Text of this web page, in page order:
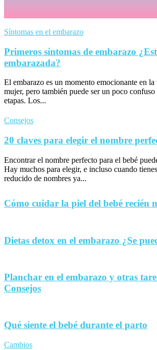
Síntomas en el embarazo
Primeros síntomas de embarazo
embarazada?
El embarazo es un momento emocionante en
mujer, pero también puede ser un poco confuso
etapas. Los...
Consejos
20 claves para elegir el nombre
Encontrar el nombre perfecto para el bebé
Hay muchos para elegir, e incluso cuando
reducido de nombres ya...
Cómo cuidar la piel del bebé recién
Dietas detox en el embarazo ¿Se
Planchar en el embarazo y otras
Consejos
Qué siente el bebé durante el parto
Cambios